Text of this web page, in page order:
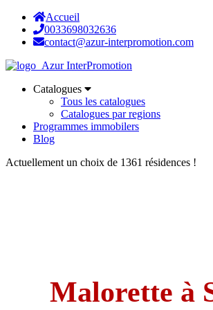
Accueil
0033698032636
contact@azur-interpromotion.com
Catalogues
Tous les catalogues
Catalogues par regions
Programmes immobilers
Blog
Actuellement un choix de 1361 résidences !
Malorette à